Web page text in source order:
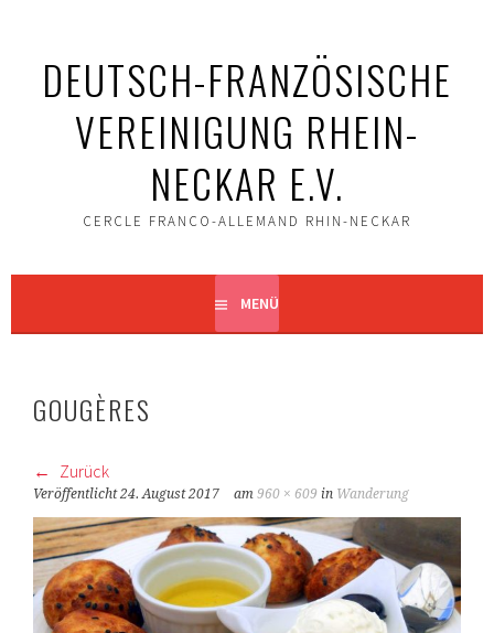
InhaltDEUTSCH-FRANZÖSISCHE
VEREINIGUNG RHEIN-
NECKAR E.V.
CERCLE FRANCO-ALLEMAND RHIN-NECKAR
MENÜ
GOUGÈRES
Zurück
Veröffentlicht24. August 2017 am960 × 609 in Wanderung